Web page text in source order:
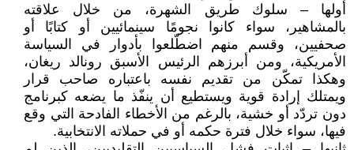
أولها – سلوك طريق الشهرة، من خلال علاقته
بالمشاهير، سواء كانوا نجومًا سينمائيين أو كتابًا أو
صحفيين، وقسم منهم اضطّلعوا بأدوار في السياسة
الأمريكية، ومن أبرزهم الرئيس الأسبق رونالد ريغان،
وهكذا تمكّن من تقديم نفسه باعتباره صاحب قرار
ويمتلك إرادة قوية ويستطيع أن ينفّذ ما يضعه كبرنامج
دون تردّد أو خشية، بالرغم من الأخطاء الفادحة التي وقع
فيها، سواء خلال فترة حكمه أو في حملاته الانتخابية.